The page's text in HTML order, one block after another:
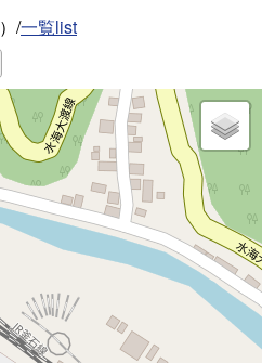
）/一覧list